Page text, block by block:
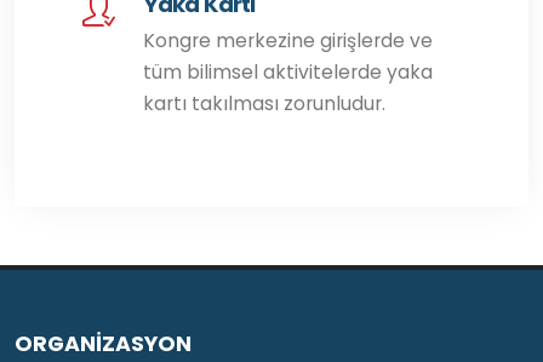
Kongre merkezine girişlerde ve
tüm bilimsel aktivitelerde yaka
kartı takılması zorunludur.
ORGANİZASYON